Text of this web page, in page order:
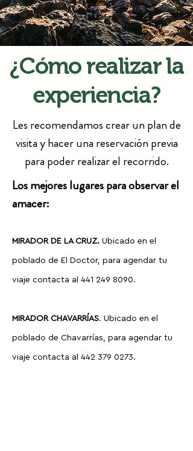
¿Cómo realizar la
experiencia?
Les recomendamos crear un plan de
visita y hacer una reservación previa
para poder realizar el recorrido.
Los mejores lugares para observar el
amacer:
MIRADOR DE LA CRUZ. Ubicado en el
poblado de El Doctor, para agendar tu
viaje contacta al 441 249 8090.​
MIRADOR CHAVARRÍAS. Ubicado en el
poblado de Chavarrías, para agendar tu
viaje contacta al 442 379 0273.